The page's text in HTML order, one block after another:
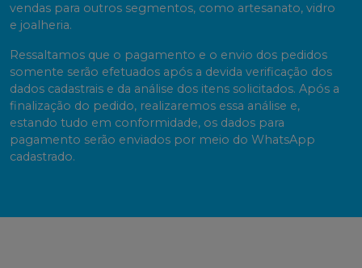
vendas para outros segmentos, como artesanato, vidro
e joalheria.
Ressaltamos que o pagamento e o envio dos pedidos
somente serão efetuados após a devida verificação dos
dados cadastrais e da análise dos itens solicitados. Após a
finalização do pedido, realizaremos essa análise e,
estando tudo em conformidade, os dados para
pagamento serão enviados por meio do WhatsApp
cadastrado.